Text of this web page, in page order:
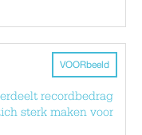
VOORbeeld
recordbedrag
sterk maken voor